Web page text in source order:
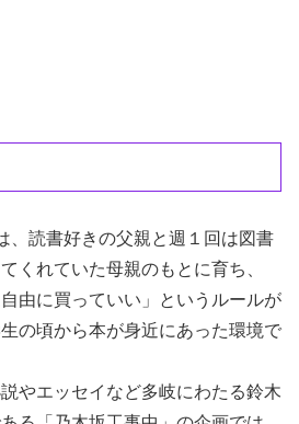
、読書好きの父親と週１回は図書
くれていた母親のもとに育ち、
由に買っていい」というルールが
の頃から本が身近にあった環境で
やエッセイなど多岐にわたる鈴木